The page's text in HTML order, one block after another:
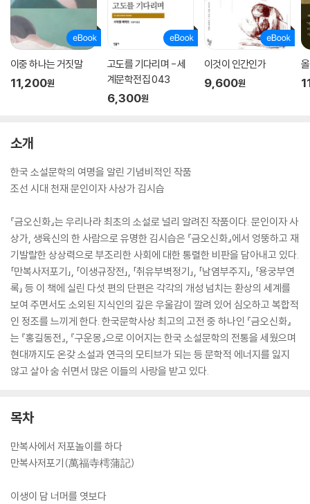
이중 하나는 거짓말
11,200원
고도를 기다리며 - 세
계문학전집 043
6,300원
이것이 인간인가
9,600원
소개
한국 소설문학의 여명을 알린 기념비적인 작품
조선 시대 천재 문인이자 사상가 김시습
『금오신화』는 우리나라 최초의 소설로 널리 알려진 작품이다. 문인이자 사
상가, 생육신의 한 사람으로 유명한 김시습은 『금오신화』에서 엉뚱하고 재
기발랄한 상상력으로 부조리한 사회에 대한 통렬한 비판을 담아내고 있다.
「만복사저포기」, 「이생규장전」, 「취유부벽정기」, 「남염부주지」, 「용궁부연
록」 등 이 책에 실린 다섯 편의 단편은 각각의 개성 넘치는 환상의 세계를
보여 주면서도 소외된 지식인의 깊은 우울감이 깔려 있어 심오하고 복합적
인 정조를 느끼게 한다. 한국문학사상 최고의 고전 중 하나인 『금오신화』
는 『홍길동전』, 『구운몽』으로 이어지는 한국 소설문학의 전통을 세웠으며
현대까지도 온갖 소설과 연극의 모티브가 되는 등 문학적 에너지를 잃지
않고 살아 숨 쉬면서 많은 이들의 사랑을 받고 있다.
목차
만복사에서 저포놀이를 하다
만복사저포기(萬福寺樗蒲記)
이생이 담 너머를 엿보다